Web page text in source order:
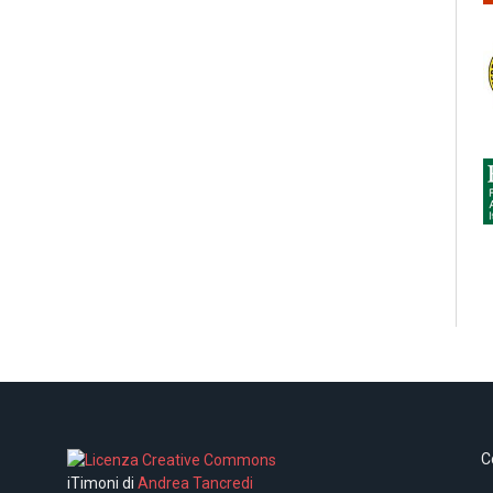
iTimoni di Andrea Tancredi